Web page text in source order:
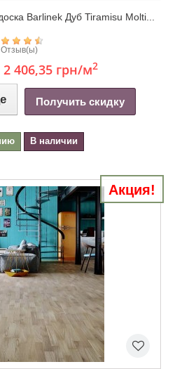
Barlinek Дуб Tiramisu Molti...
2 406,35 грн/м2
Получить скидку
В наличии
Акция!